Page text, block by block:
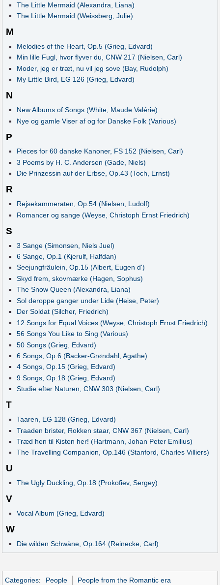
The Little Mermaid (Alexandra, Liana)
The Little Mermaid (Weissberg, Julie)
M
Melodies of the Heart, Op.5 (Grieg, Edvard)
Min lille Fugl, hvor flyver du, CNW 217 (Nielsen, Carl)
Moder, jeg er træt, nu vil jeg sove (Bay, Rudolph)
My Little Bird, EG 126 (Grieg, Edvard)
N
New Albums of Songs (White, Maude Valérie)
Nye og gamle Viser af og for Danske Folk (Various)
P
Pieces for 60 danske Kanoner, FS 152 (Nielsen, Carl)
3 Poems by H. C. Andersen (Gade, Niels)
Die Prinzessin auf der Erbse, Op.43 (Toch, Ernst)
R
Rejsekammeraten, Op.54 (Nielsen, Ludolf)
Romancer og sange (Weyse, Christoph Ernst Friedrich)
S
3 Sange (Simonsen, Niels Juel)
6 Sange, Op.1 (Kjerulf, Halfdan)
Seejungfräulein, Op.15 (Albert, Eugen d')
Skyd frem, skovmærke (Hagen, Sophus)
The Snow Queen (Alexandra, Liana)
Sol deroppe ganger under Lide (Heise, Peter)
Der Soldat (Silcher, Friedrich)
12 Songs for Equal Voices (Weyse, Christoph Ernst Friedrich)
56 Songs You Like to Sing (Various)
50 Songs (Grieg, Edvard)
6 Songs, Op.6 (Backer-Grøndahl, Agathe)
4 Songs, Op.15 (Grieg, Edvard)
9 Songs, Op.18 (Grieg, Edvard)
Studie efter Naturen, CNW 303 (Nielsen, Carl)
T
Taaren, EG 128 (Grieg, Edvard)
Traaden brister, Rokken staar, CNW 367 (Nielsen, Carl)
Træd hen til Kisten her! (Hartmann, Johan Peter Emilius)
The Travelling Companion, Op.146 (Stanford, Charles Villiers)
U
The Ugly Duckling, Op.18 (Prokofiev, Sergey)
V
Vocal Album (Grieg, Edvard)
W
Die wilden Schwäne, Op.164 (Reinecke, Carl)
Categories: People People from the Romantic era